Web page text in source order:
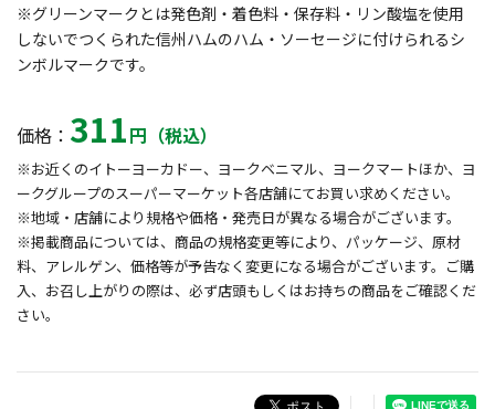
※グリーンマークとは発色剤・着色料・保存料・リン酸塩を使用
しないでつくられた信州ハムのハム・ソーセージに付けられるシ
ンボルマークです。
価格： 311円（税込）
※お近くのイトーヨーカドー、ヨークベニマル、ヨークマートほか、ヨ
ークグループのスーパーマーケット各店舗にてお買い求めください。
※地域・店舗により規格や価格・発売日が異なる場合がございます。
※掲載商品については、商品の規格変更等により、パッケージ、原材
料、アレルゲン、価格等が予告なく変更になる場合がございます。ご購
入、お召し上がりの際は、必ず店頭もしくはお持ちの商品をご確認くだ
さい。